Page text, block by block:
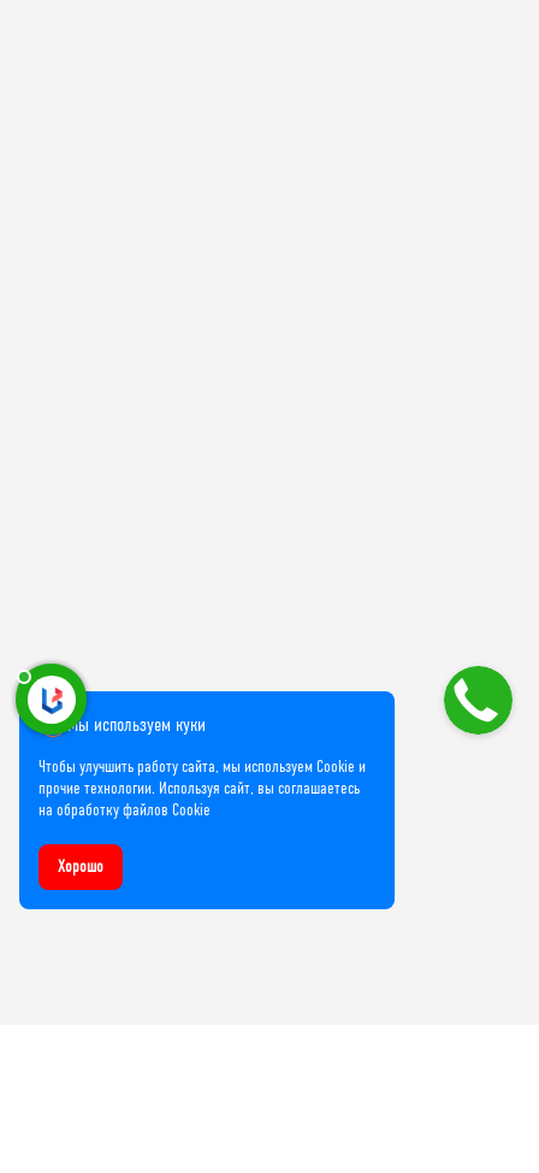
Мы используем куки
Чтобы улучшить работу сайта, мы используем Cookie и
прочие технологии. Используя сайт, вы соглашаетесь
на обработку файлов Cookie
Хорошо